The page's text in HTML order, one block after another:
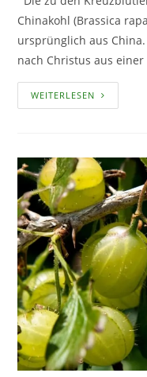
Chinakohl (Brassica
ursprünglich aus
nach Christus aus
WEITERLESEN
–